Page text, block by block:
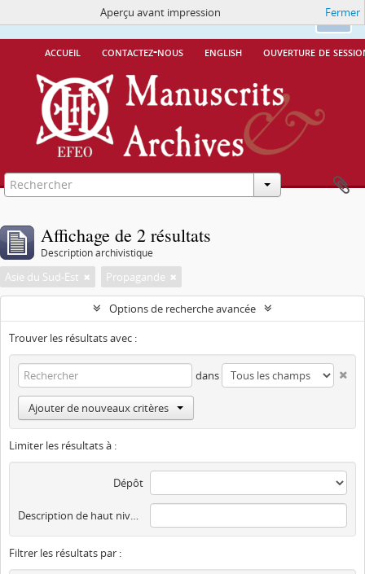
Ok
Ce site utilise des cookiesMore Info.
accueil contactez-nous english ouverture de
Aperçu avant impression Fermer
Affichage de 2 résultats
Description archivistique
Asie du Sud-Est Propagande
Options de recherche avancée
Trouver les résultats avec :
dans
Ajouter de nouveaux critères
Limiter les résultats à :
Dépôt
Description de haut niveau
Filtrer les résultats par :